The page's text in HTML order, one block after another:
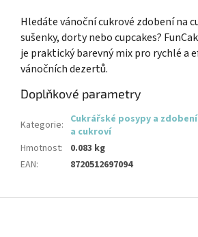
Hledáte vánoční cukrové zdobení na
sušenky, dorty nebo cupcakes?
je praktický barevný mix pro rychlé a
vánočních dezertů.
Doplňkové parametry
Kategorie: Cukrářské posypy a
a cukroví
Hmotnost:
0.083 kg
EAN: 8720512697094